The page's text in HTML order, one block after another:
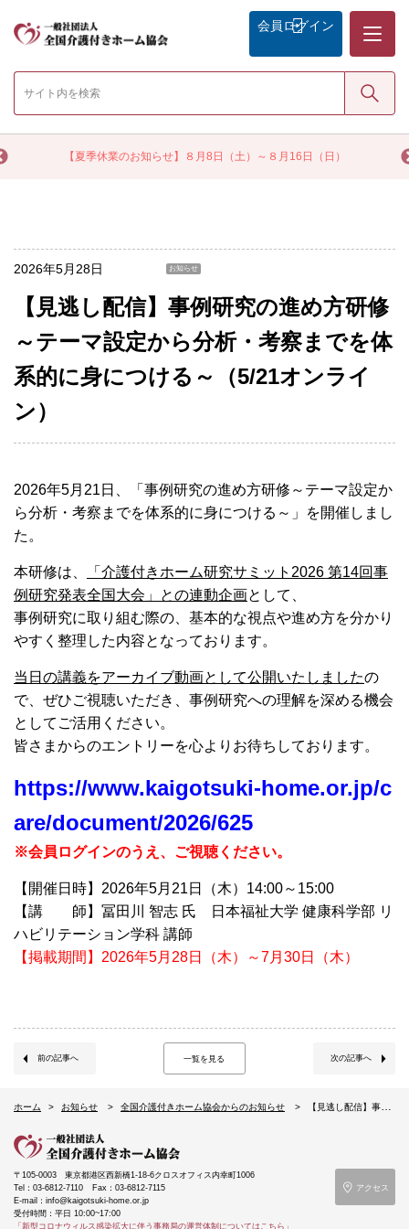
【夏季休業のお知らせ】８月8日（土）～８月16日（日）
会員 ログイン
検索
2026年5月28日 お知らせ
【見逃し配信】事例研究の進め方研修
～テーマ設定から分析・考察までを体
系的に身につける～（5/21オンライ
ン）
2026年5月21日、「事例研究の進め方研修～テーマ設定か
ら分析・考察までを体系的に身につける～」を開催しまし
た。
本研修は、
「介護付きホーム研究サミット2026 第14回事
例研究発表全国大会」との連動企画として、
事例研究に取り組む際の、基本的な視点や進め方を分かり
やすく整理した内容となっております。
当日の講義をアーカイブ動画として公開いたしましたの
で、ぜひご視聴いただき、事例研究への理解を深める機会
としてご活用ください。
皆さまからのエントリーを心よりお待ちしております。
https://www.kaigotsuki-home.or.jp/c
are/document/2026/625
※会員ログインのうえ、ご視聴ください。
【開催日時】2026年5月21日（木）14:00～15:00
【講 師】冨田川 智志 氏 日本福祉大学 健康科学部 リ
ハビリテーション学科 講師
【掲載期間】2026年5月28日（木）～7月30日（木）
前の記事へ 一覧を見る 次の記事へ
ホーム お知らせ 全国介護付きホーム協会からのお知らせ 【見逃し配信】事例研究の進め方研修～テーマ設定から分析・考察までを体系的に身につける～（5/21オンライン）
〒105-0003 東京都港区西新橋1-18-6クロスオフィス内幸町1006
Tel：03-6812-7110
Fax：03-6812-7115
E-mail：info@kaigotsuki-home.or.jp
受付時間：平日 10:00~17:00
「新型コロナウィルス感染拡大に伴う事務局の運営体制についてはこちら」
アクセス